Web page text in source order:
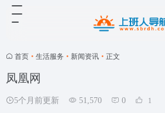
首页 • 生活服务 • 新闻资讯 • 正文
凤凰网
5个月前更新 51,570 0 1